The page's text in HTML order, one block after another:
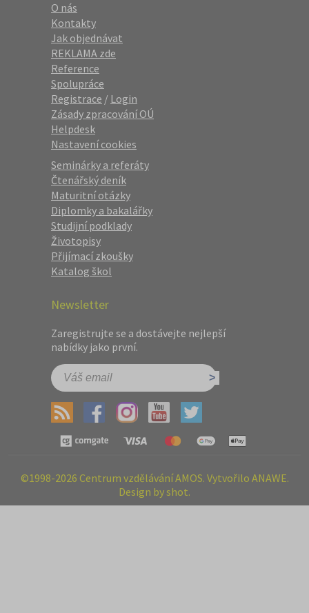
O nás
Kontakty
Jak objednávat
REKLAMA zde
Reference
Spolupráce
Registrace / Login
Zásady zpracování OÚ
Helpdesk
Nastavení cookies
Seminárky a referáty
Čtenářský deník
Maturitní otázky
Diplomky a bakalářky
Studijní podklady
Životopisy
Přijímací zkoušky
Katalog škol
Newsletter
Zaregistrujte se a dostávejte nejlepší
nabídky jako první.
©1998-2026 Centrum vzdělávání AMOS. Vytvořilo ANAWE.
Design by shot.